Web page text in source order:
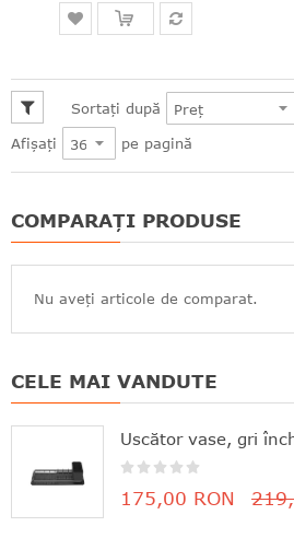
Sortați după
Afișați
pe pagină
COMPARAȚI PRODUSE
Nu aveți articole de comparat.
CELE MAI VANDUTE
175,00 RON